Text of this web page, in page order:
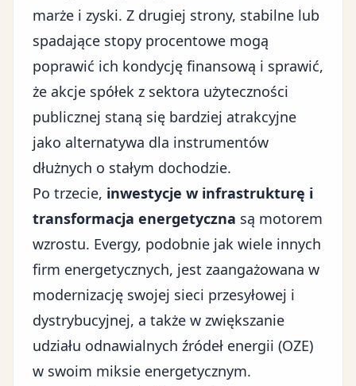
marże i zyski. Z drugiej strony, stabilne lub
spadające stopy procentowe mogą
poprawić ich kondycję finansową i sprawić,
że akcje spółek z sektora użyteczności
publicznej staną się bardziej atrakcyjne
jako alternatywa dla instrumentów
dłużnych o stałym dochodzie.
Po trzecie, inwestycje w infrastrukturę i
transformacja energetyczna są motorem
wzrostu. Evergy, podobnie jak wiele innych
firm energetycznych, jest zaangażowana w
modernizację swojej sieci przesyłowej i
dystrybucyjnej, a także w zwiększanie
udziału odnawialnych źródeł energii (OZE)
w swoim miksie energetycznym.